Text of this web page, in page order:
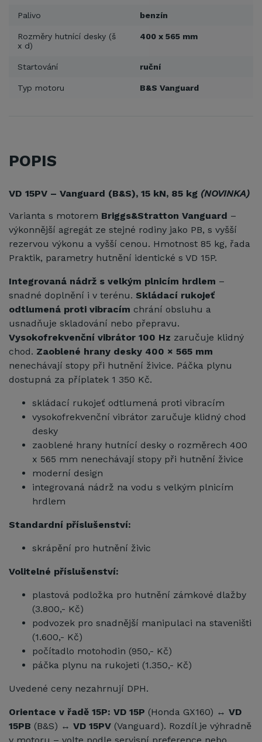
Palivo benzín
Rozměry hutnící desky (š
x d)
400 x 565 mm
Startování ruční
Typ motoru B&S Vanguard
POPIS
VD 15PV – Vanguard (B&S), 15 kN, 85 kg (NOVINKA)
Varianta s motorem Briggs&Stratton Vanguard –
výkonnější agregát ze stejné rodiny jako PB, s vyšší
rezervou výkonu a vyšší cenou. Hmotnost 85 kg, řada
Praktik, parametry hutnění identické s VD 15P.
Integrovaná nádrž s velkým plnicím hrdlem –
snadné doplnění i v terénu. Skládací rukojeť
odtlumená proti vibracím chrání obsluhu a
usnadňuje skladování nebo přepravu.
Vysokofrekvenční vibrátor 100 Hz zaručuje klidný
chod. Zaoblené hrany desky 400 × 565 mm
nenechávají stopy při hutnění živice. Páčka plynu
dostupná za příplatek 1 350 Kč.
skládací rukojeť odtlumená proti vibracím
vysokofrekvenční vibrátor zaručuje klidný chod
desky
zaoblené hrany hutnící desky o rozměrech 400
x 565 mm nenechávají stopy při hutnění živice
moderní design
integrovaná nádrž na vodu s velkým plnicím
hrdlem
Standardní příslušenství:
skrápění pro hutnění živic
Volitelné příslušenství:
plastová podložka pro hutnění zámkové dlažby
(3.800,- Kč)
podvozek pro snadnější manipulaci na staveništi
(1.600,- Kč)
počítadlo motohodin (950,- Kč)
páčka plynu na rukojeti (1.350,- Kč)
Uvedené ceny nezahrnují DPH.
Orientace v řadě 15P: VD 15P (Honda GX160) ↔ VD
15PB (B&S) ↔ VD 15PV (Vanguard). Rozdíl je výhradně